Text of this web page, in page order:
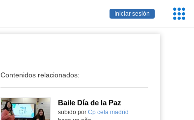
Iniciar sesión
Contenidos relacionados:
Baile Día de la Paz
Contenido educativo.
subido por Cp cela madrid